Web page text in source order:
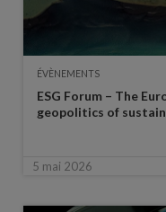
ÉVÈNEMENTS
ESG Forum – The
geopolitics of
5 mai 2026